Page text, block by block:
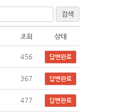
검색
조회 상태
456 답변완료
367 답변완료
477 답변완료